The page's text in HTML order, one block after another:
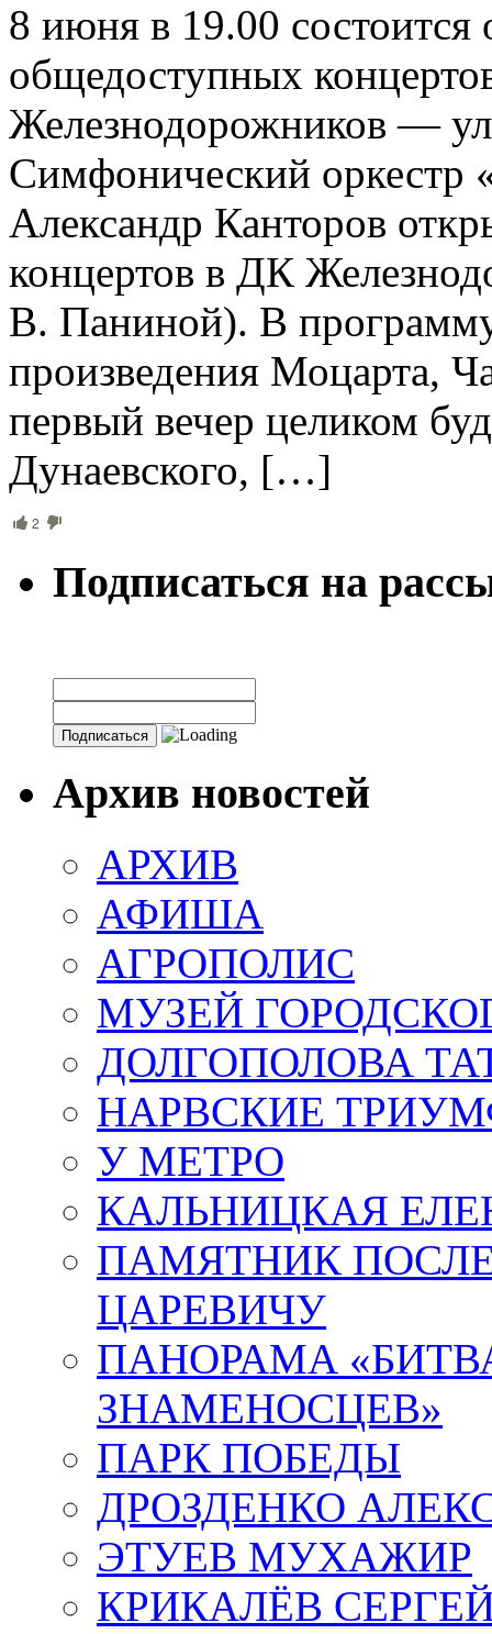
8 июня в 19.00
общедоступных
Железнодорожников —
Симфонический оркестр
Александр Канторов
концертов в ДК
В. Паниной). В
произведения Моцарта,
первый вечер целиком
Дунаевского, […]
2
Подписаться на
Архив новостей
АРХИВ
АФИША
АГРОПОЛИС
МУЗЕЙ
ДОЛГОПОЛОВА
НАРВСКИЕ
У МЕТРО
КАЛЬНИЦКАЯ
ПАМЯТНИК
ЦАРЕВИЧУ
ПАНОРАМА
ЗНАМЕНОСЦЕВ»
ПАРК ПОБЕДЫ
ДРОЗДЕНКО
ЭТУЕВ МУХАЖИР
КРИКАЛЁВ